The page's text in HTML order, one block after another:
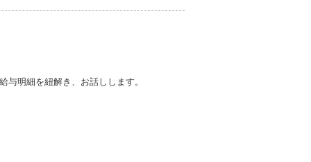
与明細を紐解き、お話しします。